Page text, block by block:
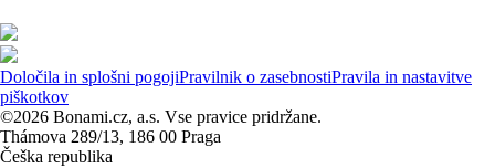
Določila in splošni pogojiPravilnik o zasebnostiPravila in nastavitve
piškotkov
©2026 Bonami.cz, a.s. Vse pravice pridržane.
Thámova 289/13, 186 00 Praga
Češka republika